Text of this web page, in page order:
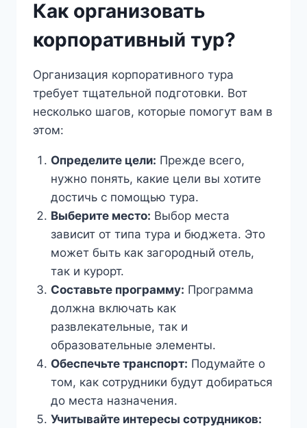
Как организовать
корпоративный тур?
Организация корпоративного тура
требует тщательной подготовки. Вот
несколько шагов, которые помогут вам в
этом:
Определите цели: Прежде всего,
нужно понять, какие цели вы хотите
достичь с помощью тура.
Выберите место: Выбор места
зависит от типа тура и бюджета. Это
может быть как загородный отель,
так и курорт.
Составьте программу: Программа
должна включать как
развлекательные, так и
образовательные элементы.
Обеспечьте транспорт: Подумайте о
том, как сотрудники будут добираться
до места назначения.
Учитывайте интересы сотрудников: